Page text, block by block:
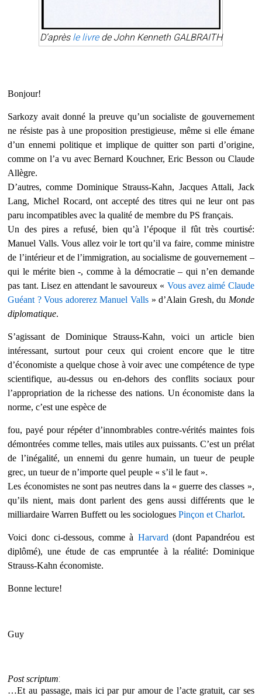
D’après le livre de John Kenneth GALBRAITH
Bonjour!
Sarkozy avait donné la preuve qu’un socialiste de gouvernement
ne résiste pas à une proposition prestigieuse, même si elle émane
d’un ennemi politique et implique de quitter son parti d’origine,
comme on l’a vu avec Bernard Kouchner, Eric Besson ou Claude
Allègre.
D’autres, comme Dominique Strauss-Kahn, Jacques Attali, Jack
Lang, Michel Rocard, ont accepté des titres qui ne leur ont pas
paru incompatibles avec la qualité de membre du PS français.
Un des pires a refusé, bien qu’à l’époque il fût très courtisé:
Manuel Valls. Vous allez voir le tort qu’il va faire, comme ministre
de l’intérieur et de l’immigration, au socialisme de gouvernement –
qui le mérite bien -, comme à la démocratie – qui n’en demande
pas tant. Lisez en attendant le savoureux « Vous avez aimé Claude
Guéant ? Vous adorerez Manuel Valls » d’Alain Gresh, du Monde
diplomatique.
S’agissant de Dominique Strauss-Kahn, voici un article bien
intéressant, surtout pour ceux qui croient encore que le titre
d’économiste a quelque chose à voir avec une compétence de type
scientifique, au-dessus ou en-dehors des conflits sociaux pour
l’appropriation de la richesse des nations. Un économiste dans la
norme, c’est une espèce de
fou, payé pour répéter d’innombrables contre-vérités maintes fois
démontrées comme telles, mais utiles aux puissants. C’est un prélat
de l’inégalité, un ennemi du genre humain, un tueur de peuple
grec, un tueur de n’importe quel peuple « s’il le faut ».
Les économistes ne sont pas neutres dans la « guerre des classes »,
qu’ils nient, mais dont parlent des gens aussi différents que le
milliardaire Warren Buffett ou les sociologuesPinçon et Charlot.
Voici donc ci-dessous, comme à Harvard (dont Papandréou est
diplômé), une étude de cas empruntée à la réalité: Dominique
Strauss-Kahn économiste.
Bonne lecture!
Guy
Post scriptum:
…Et au passage, mais ici par pur amour de l’acte gratuit, car ses